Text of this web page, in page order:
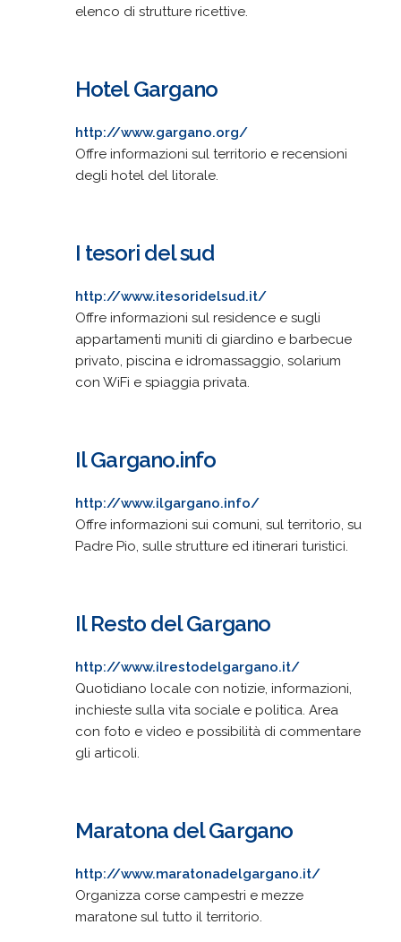
elenco di strutture ricettive.
Hotel Gargano
http://www.gargano.org/
Offre informazioni sul territorio e recensioni
degli hotel del litorale.
I tesori del sud
http://www.itesoridelsud.it/
Offre informazioni sul residence e sugli
appartamenti muniti di giardino e barbecue
privato, piscina e idromassaggio, solarium
con WiFi e spiaggia privata.
Il Gargano.info
http://www.ilgargano.info/
Offre informazioni sui comuni, sul territorio, su
Padre Pio, sulle strutture ed itinerari turistici.
Il Resto del Gargano
http://www.ilrestodelgargano.it/
Quotidiano locale con notizie, informazioni,
inchieste sulla vita sociale e politica. Area
con foto e video e possibilità di commentare
gli articoli.
Maratona del Gargano
http://www.maratonadelgargano.it/
Organizza corse campestri e mezze
maratone sul tutto il territorio.